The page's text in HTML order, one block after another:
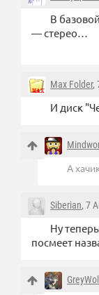
В
— стерео…
Max Folder,
И диск
А
Siberian, 7
Ну
посмеет